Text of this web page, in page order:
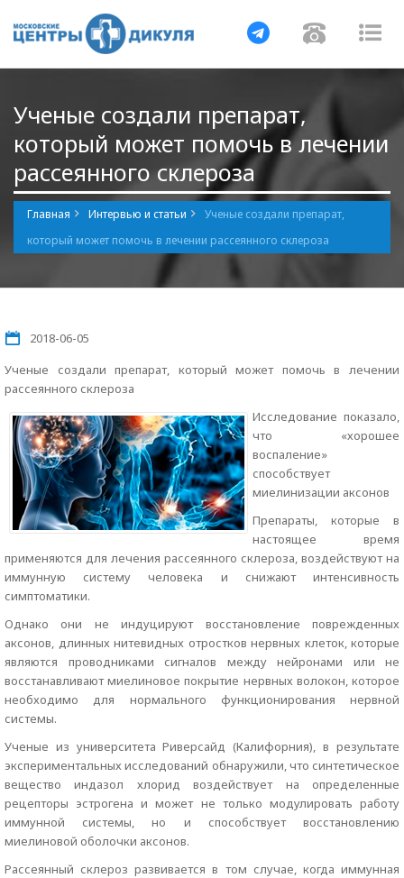
Навигация
Ученые создали препарат,
который может помочь в лечении
рассеянного склероза
Главная Интервью и статьи
Ученые создали препарат,
который может помочь в лечении рассеянного склероза
2018-06-05
Ученые создали препарат, который может помочь в лечении
рассеянного склероза
Исследование показало,
что «хорошее
воспаление»
способствует
миелинизации аксонов
Препараты, которые в
настоящее время
применяются для лечения рассеянного склероза, воздействуют на
иммунную систему человека и снижают интенсивность
симптоматики.
Однако они не индуцируют восстановление поврежденных
аксонов, длинных нитевидных отростков нервных клеток, которые
являются проводниками сигналов между нейронами или не
восстанавливают миелиновое покрытие нервных волокон, которое
необходимо для нормального функционирования нервной
системы.
Ученые из университета Риверсайд (Калифорния), в результате
экспериментальных исследований обнаружили, что синтетическое
вещество индазол хлорид воздействует на определенные
рецепторы эстрогена и может не только модулировать работу
иммунной системы, но и способствует восстановлению
миелиновой оболочки аксонов.
Рассеянный склероз развивается в том случае, когда иммунная